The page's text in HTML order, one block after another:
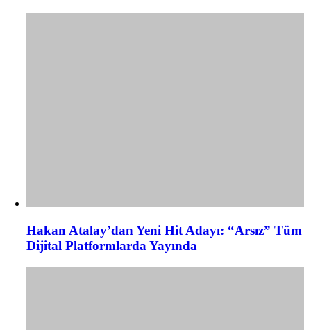
Hakan Atalay’dan Yeni Hit Adayı: “Arsız” Tüm
Dijital Platformlarda Yayında